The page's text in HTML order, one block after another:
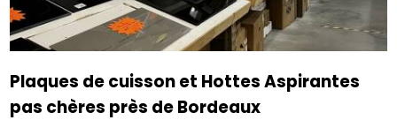
Plaques de cuisson et Hottes Aspirantes
pas chères près de Bordeaux